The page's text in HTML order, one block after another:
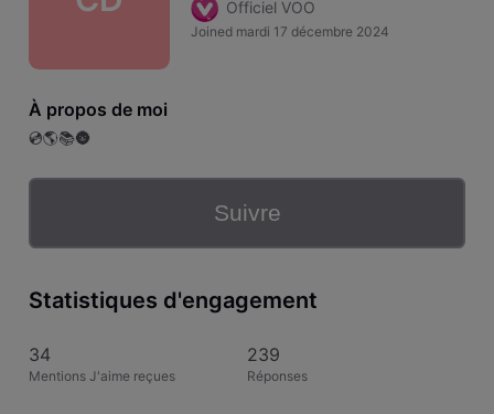
Officiel VOO
Joined mardi 17 décembre 2024
À propos de moi
💿🌎📚🌚
Suivre
Statistiques d'engagement
34
Mentions J'aime reçues
239
Réponses